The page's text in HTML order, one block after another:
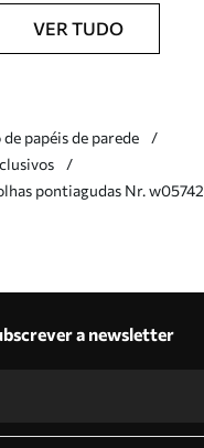
VER TUDO
papéis de parede
pontiagudas Nr. w05742
a newsletter